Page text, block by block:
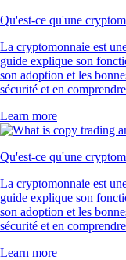
Qu'est-ce qu'une
La cryptomonnaie est
guide explique son
son adoption et les
sécurité et en
Learn more
Qu'est-ce qu'une
La cryptomonnaie est
guide explique son
son adoption et les
sécurité et en
Learn more